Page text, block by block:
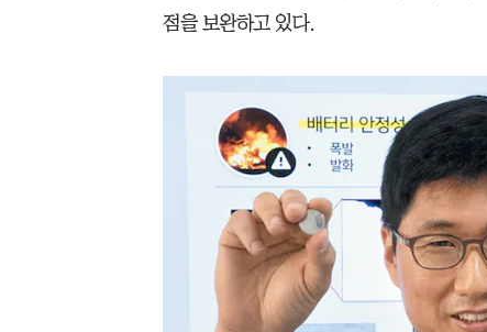
점을 보완하고 있다.